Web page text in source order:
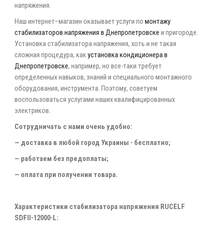
напряжения.
Наш интернет–магазин оказывает услуги по монтажу
стабилизаторов напряжения в Днепропетровске и пригороде.
Установка стабилизатора напряжения, хоть и не такая
сложная процедура, как установка кондиционера в
Днепропетровске, например, но все-таки требует
определенных навыков, знаний и специального монтажного
оборудования, инструмента. Поэтому, советуем
воспользоваться услугами наших квалифицированных
электриков.
Сотрудничать с нами очень удобно:
— доставка в любой город Украины - бесплатно;
— работаем без предоплаты;
— оплата при получении товара.
Характеристики стабилизатора напряжения RUCELF
SDFII-12000-L: